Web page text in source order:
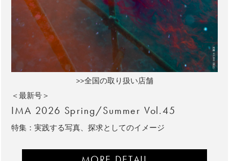
>>全国の取り扱い店舗
＜最新号＞
IMA 2026 Spring/Summer Vol.45
特集：実践する写真、探求としてのイメージ